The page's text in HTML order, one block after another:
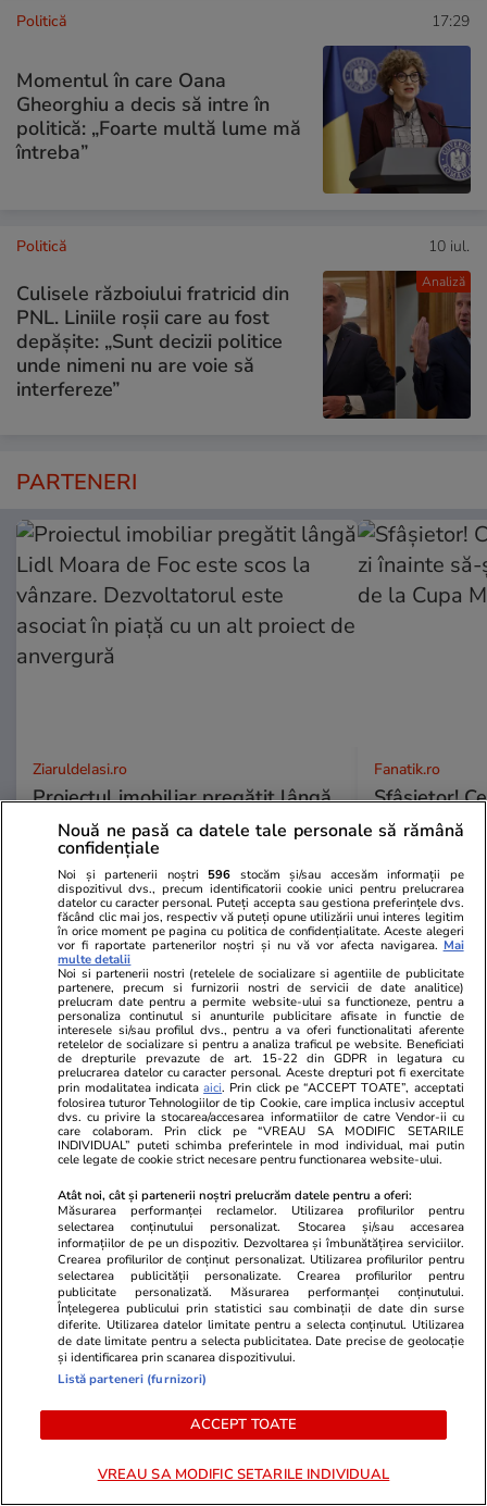
Politică 17:29
Momentul în care Oana
Gheorghiu a decis să intre în
politică: „Foarte multă lume mă
întreba”
Analiză
Politică 10 iul.
Culisele războiului fratricid din
PNL. Liniile roșii care au fost
depășite: „Sunt decizii politice
unde nimeni nu are voie să
interfereze”
PARTENERI
ZiaruldeIasi.ro
Proiectul imobiliar pregătit lângă
Lidl Moara de Foc este scos la
vânzare. Dezvoltatorul este
asociat în piață cu un alt proiect
de anvergură
Fanatik.ro
Sfâșietor!
înainte să-
de la Cupa
ULTIMELE ȘTIRI
Știri România 19:00
De ce apar adicțiile și cum pot fi depășite.
Gabriela Bălan, psiholog: „Discuția despre
substanțe nu trebuie să fie un eveniment unic,
ci un dialog continuu”
Știri România 18:42
4 alpiniști s-au prăbușit în zona Valea
Albișoarei, din Bușteni: unul dintre ei a murit, a
intervenit elicopterul SMURD
Știri Externe
O pensionară din Italia a fost oprită de
cumpărături pe care le căra: ce se afla înăuntru
Nouă ne pasă ca datele tale personale să rămână
confidențiale
Noi și partenerii noștri 596 stocăm și/sau accesăm informații pe
dispozitivul dvs., precum identificatorii cookie unici pentru prelucrarea
datelor cu caracter personal. Puteți accepta sau gestiona preferințele dvs.
făcând clic mai jos, respectiv vă puteți opune utilizării unui interes legitim
în orice moment pe pagina cu politica de confidențialitate. Aceste alegeri
vor fi raportate partenerilor noștri și nu vă vor afecta navigarea. Mai
multe detalii
Noi si partenerii nostri (retelele de socializare si agentiile de publicitate
partenere, precum si furnizorii nostri de servicii de date analitice)
prelucram date pentru a permite website-ului sa functioneze, pentru a
personaliza continutul si anunturile publicitare afisate in functie de
interesele si/sau profilul dvs., pentru a va oferi functionalitati aferente
retelelor de socializare si pentru a analiza traficul pe website. Beneficiati
de drepturile prevazute de art. 15-22 din GDPR in legatura cu
prelucrarea datelor cu caracter personal. Aceste drepturi pot fi exercitate
prin modalitatea indicataaici. Prin click pe “ACCEPT TOATE”, acceptati
folosirea tuturor Tehnologiilor de tip Cookie, care implica inclusiv acceptul
dvs. cu privire la stocarea/accesarea informatiilor de catre Vendor-ii cu
care colaboram. Prin click pe “VREAU SA MODIFIC SETARILE
INDIVIDUAL” puteti schimba preferintele in mod individual, mai putin
cele legate de cookie strict necesare pentru functionarea website-ului.
Atât noi, cât și partenerii noștri prelucrăm datele pentru a oferi:
Măsurarea performanței reclamelor. Utilizarea profilurilor pentru
selectarea conținutului personalizat. Stocarea și/sau accesarea
informațiilor de pe un dispozitiv. Dezvoltarea și îmbunătățirea serviciilor.
Crearea profilurilor de conținut personalizat. Utilizarea profilurilor pentru
selectarea publicității personalizate. Crearea profilurilor pentru
publicitate personalizată. Măsurarea performanței conținutului.
Înțelegerea publicului prin statistici sau combinații de date din surse
diferite. Utilizarea datelor limitate pentru a selecta conținutul. Utilizarea
de date limitate pentru a selecta publicitatea. Date precise de geolocație
și identificarea prin scanarea dispozitivului.
Listă parteneri (furnizori)
ACCEPT TOATE
VREAU SA MODIFIC SETARILE INDIVIDUAL